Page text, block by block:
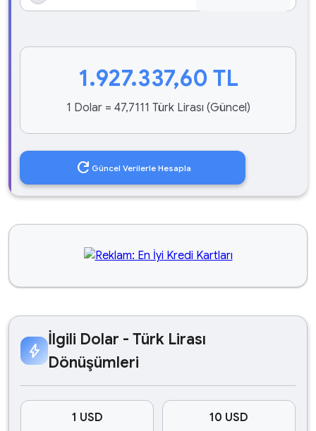
1.927.337,60 TL
1 Dolar = 47,7111 Türk Lirası (Güncel)
refresh Güncel Verilerle Hesapla
bolt
İlgili Dolar - Türk Lirası
Dönüşümleri
1 USD
10 USD